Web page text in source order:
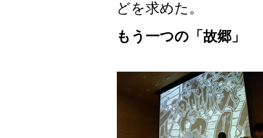
どを求めた。
もう一つの「故郷」